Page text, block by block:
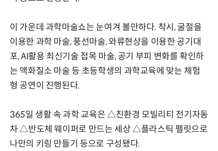
이 가운데 과학마술쇼는 눈여겨 볼만하다. 착시, 굴절을
이용한 과학 마술, 풍선마술, 와류현상을 이용한 공기대
포, AI활용 최신기술 접목 마술, 공기 부피 변화를 확인하
는 액화질소 마술 등 초등학생의 과학교육에 맞는 체험
형 공연이 진행된다.
365일 생활 속 과학 교육은 △친환경 모빌리티 전기자동
차 △반도체 웨이퍼로 만드는 세상 △플라스틱 펠릿으로
나만의 키링 만들기 등으로 구성됐다.